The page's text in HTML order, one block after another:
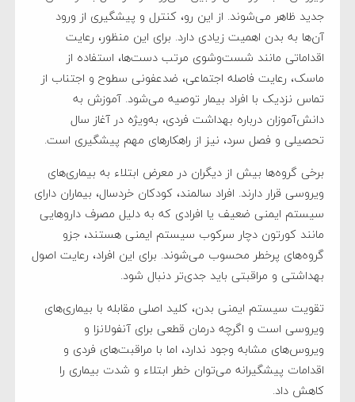
جدید ظاهر می‌شوند. از این رو، کنترل و پیشگیری از ورود
آن‌ها به بدن اهمیت زیادی دارد. برای این منظور، رعایت
اقداماتی مانند شست‌وشوی مرتب دست‌ها، استفاده از
ماسک، رعایت فاصله اجتماعی، ضدعفونی سطوح و اجتناب از
تماس نزدیک با افراد بیمار توصیه می‌شود. آموزش به
دانش‌آموزان درباره بهداشت فردی، به‌ویژه در آغاز سال
تحصیلی و فصل سرد، نیز از راهکارهای مهم پیشگیری است.
برخی گروه‌ها بیش از دیگران در معرض ابتلاء به بیماری‌های
ویروسی قرار دارند. افراد سالمند، کودکان خردسال، بیماران دارای
سیستم ایمنی ضعیف یا افرادی که به دلیل مصرف داروهایی
مانند کورتون دچار سرکوب سیستم ایمنی هستند، جزو
گروه‌های پرخطر محسوب می‌شوند. برای این افراد، رعایت اصول
بهداشتی و مراقبتی باید جدی‌تر دنبال شود.
تقویت سیستم ایمنی بدن، کلید اصلی مقابله با بیماری‌های
ویروسی است و اگرچه درمان قطعی برای آنفولانزا و
ویروس‌های مشابه وجود ندارد، اما با مراقبت‌های فردی و
اقدامات پیشگیرانه می‌توان خطر ابتلاء و شدت بیماری را
کاهش داد.